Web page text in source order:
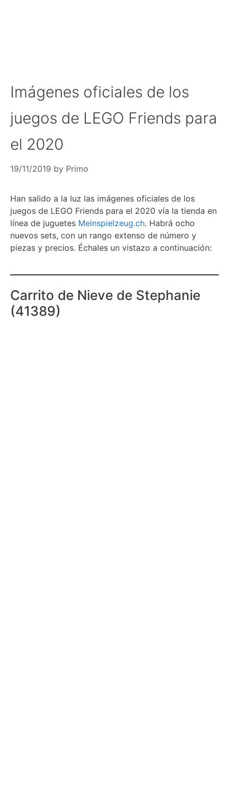
Imágenes oficiales de los
juegos de LEGO Friends para
el 2020
19/11/2019 by Primo
Han salido a la luz las imágenes oficiales de los
juegos de LEGO Friends para el 2020 vía la tienda en
línea de juguetes Meinspielzeug.ch. Habrá ocho
nuevos sets, con un rango extenso de número y
piezas y precios. Échales un vistazo a continuación:
Carrito de Nieve de Stephanie
(41389)